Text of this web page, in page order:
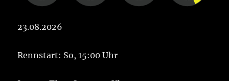
23.08.2026
Rennstart: So, 15:00 Uhr